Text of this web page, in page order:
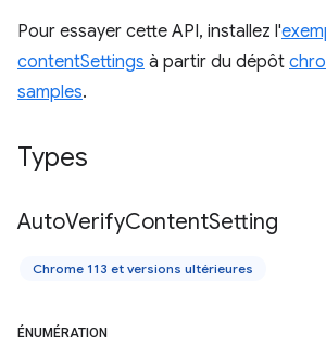
Pour essayer cette API, installez l'
contentSettings à partir du dépôt
samples.
Types
AutoVerifyContentSetting
Chrome 113 et versions ultérieures
ÉNUMÉRATION